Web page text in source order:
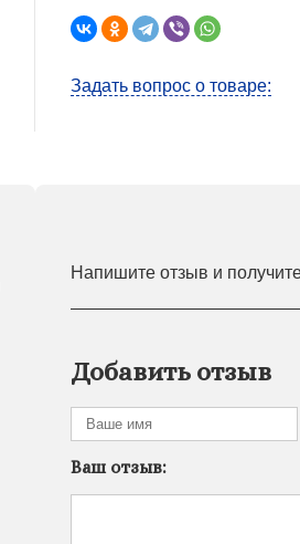
Задать вопрос о товаре:
Напишите отзыв и
Добавить отзыв
Ваш отзыв: